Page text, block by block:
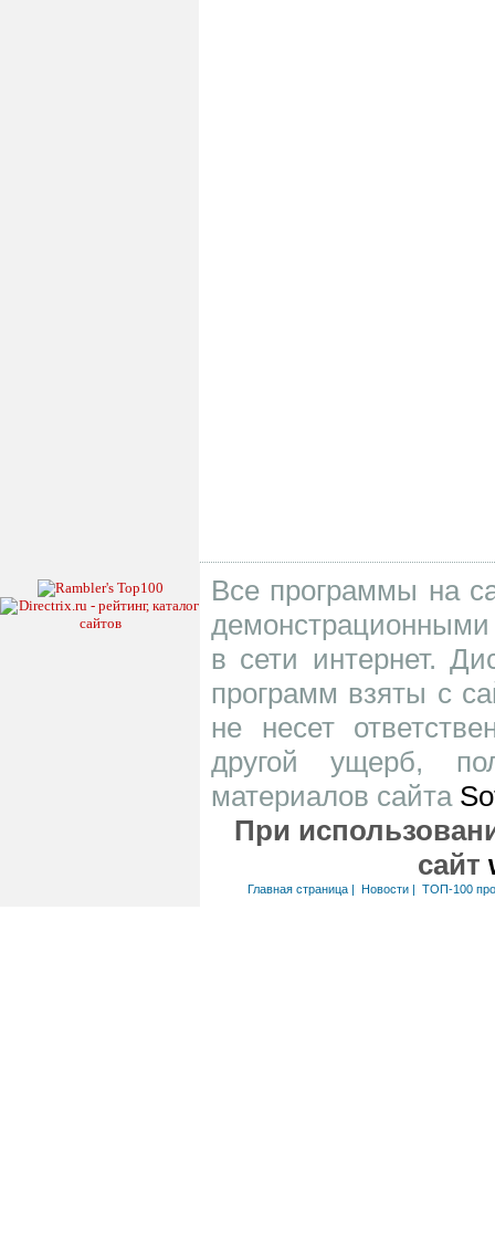
Все программы на
в сети интернет.
программ взяты с
не несет
другой ущерб,
материалов сайта
При
сайт
Главная страница| Новости| ТОП-100